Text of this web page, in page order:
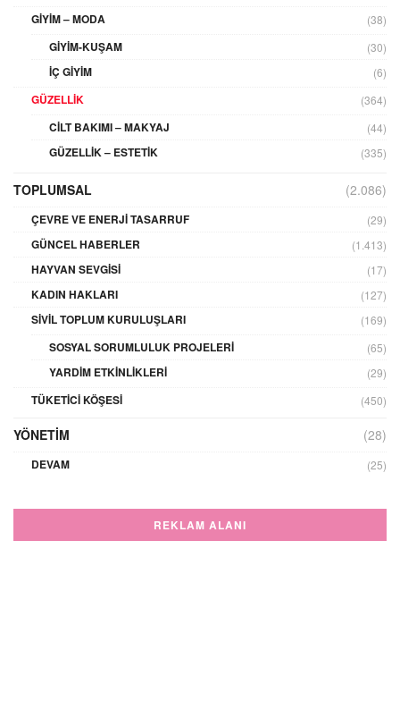
GIYIM – MODA (38)
GIYIM-KUŞAM (30)
İÇ GIYIM (6)
GÜZELLIK (364)
CILT BAKIMI – MAKYAJ (44)
GÜZELLIK – ESTETIK (335)
TOPLUMSAL (2.086)
ÇEVRE VE ENERJI TASARRUF (29)
GÜNCEL HABERLER (1.413)
HAYVAN SEVGISI (17)
KADIN HAKLARI (127)
SIVIL TOPLUM KURULUŞLARI (169)
SOSYAL SORUMLULUK PROJELERI (65)
YARDIM ETKINLIKLERI (29)
TÜKETICI KÖŞESI (450)
YÖNETIM (28)
DEVAM (25)
REKLAM ALANI